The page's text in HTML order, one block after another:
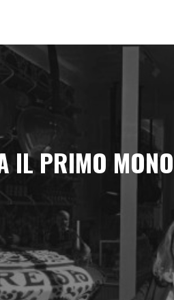
IL PRIMO